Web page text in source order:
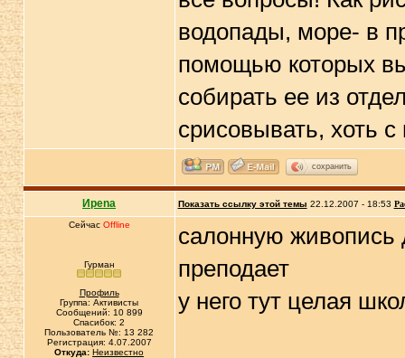
водопады, море- в
помощью которых
собирать ее из
срисовывать, хоть
сохранить
Иpena Показать ссылку этой темы 22.12.2007 - 18:53
Сейчас Offline
Гурман
Профиль
Группа: Активисты
Сообщений: 10 899
Спасибок: 2
Пользователь №: 13 282
Регистрация: 4.07.2007
Откуда: Неизвестно
салонную живопись
преподает
у него тут целая